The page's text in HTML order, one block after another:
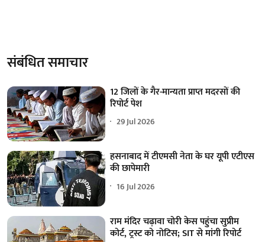
संबंधित समाचार
12 जिलों के गैर-मान्यता प्राप्त मदरसों की
रिपोर्ट पेश
29 Jul 2026
हसनाबाद में टीएमसी नेता के घर यूपी एटीएस
की छापेमारी
16 Jul 2026
राम मंदिर चढ़ावा चोरी केस पहुंचा सुप्रीम
कोर्ट, ट्रस्ट को नोटिस; SIT से मांगी रिपोर्ट